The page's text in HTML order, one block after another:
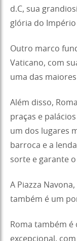
d.C, sua
glória do Império
Outro marco
Vaticano, com
uma das
Além disso,
praças e
um dos lugares
barroca e a
sorte e garante
A Piazza
também é um
Roma também
excepcional,